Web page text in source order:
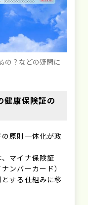
の？などの疑問に
健康保険証の
原則一体化が政
マイナ保険証
ンバーカード）
する仕組みに移